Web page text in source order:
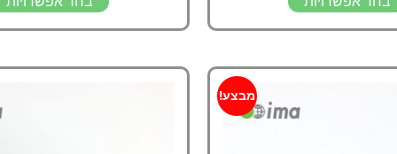
מבצע!